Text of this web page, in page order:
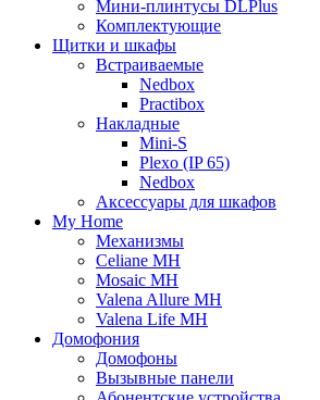
Мини-плинтусы DLPlus
Комплектующие
Щитки и шкафы
Встраиваемые
Nedbox
Practibox
Накладные
Mini-S
Plexo (IP 65)
Nedbox
Аксессуары для шкафов
My Home
Механизмы
Celiane MH
Mosaic MH
Valena Allure MH
Valena Life MH
Домофония
Домофоны
Вызывные панели